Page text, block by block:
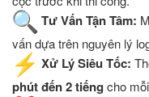
Tư Vấn Tận Tâm:
vấn dựa trên nguyên lý
Xử Lý Siêu Tốc:
phút đến 2 tiếng cho